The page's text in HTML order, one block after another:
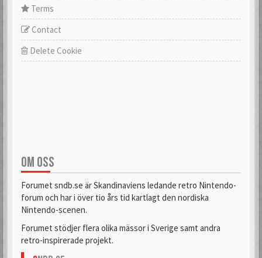
Terms
Contact
Delete Cookie
OM OSS
Forumet sndb.se är Skandinaviens ledande retro Nintendo-
forum och har i över tio års tid kartlagt den nordiska
Nintendo-scenen.
Forumet stödjer flera olika mässor i Sverige samt andra
retro-inspirerade projekt.